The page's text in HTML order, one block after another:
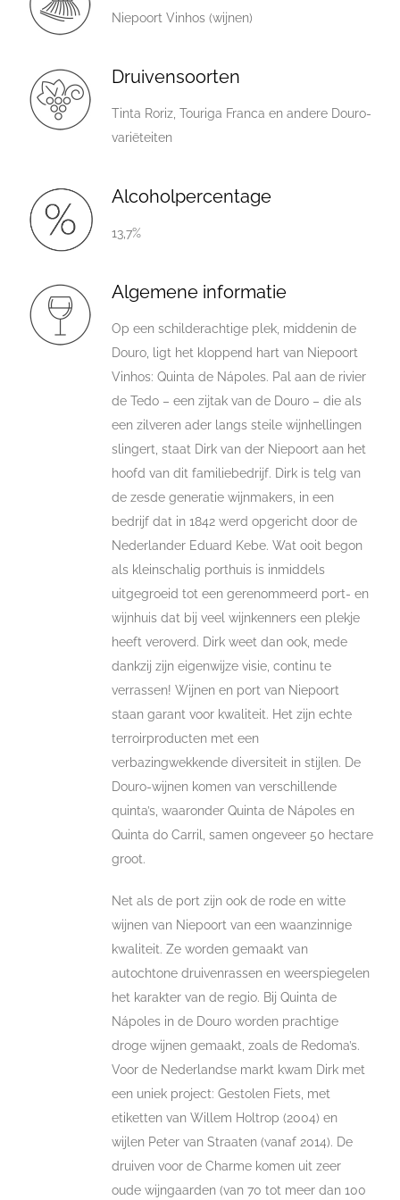
Niepoort Vinhos (wijnen)
Druivensoorten
Tinta Roriz, Touriga Franca en andere Douro-
variëteiten
Alcoholpercentage
13,7%
Algemene informatie
Op een schilderachtige plek, middenin de
Douro, ligt het kloppend hart van Niepoort
Vinhos: Quinta de Nápoles. Pal aan de rivier
de Tedo – een zijtak van de Douro – die als
een zilveren ader langs steile wijnhellingen
slingert, staat Dirk van der Niepoort aan het
hoofd van dit familiebedrijf. Dirk is telg van
de zesde generatie wijnmakers, in een
bedrijf dat in 1842 werd opgericht door de
Nederlander Eduard Kebe. Wat ooit begon
als kleinschalig porthuis is inmiddels
uitgegroeid tot een gerenommeerd port- en
wijnhuis dat bij veel wijnkenners een plekje
heeft veroverd. Dirk weet dan ook, mede
dankzij zijn eigenwijze visie, continu te
verrassen! Wijnen en port van Niepoort
staan garant voor kwaliteit. Het zijn echte
terroirproducten met een
verbazingwekkende diversiteit in stijlen. De
Douro-wijnen komen van verschillende
quinta’s, waaronder Quinta de Nápoles en
Quinta do Carril, samen ongeveer 50 hectare
groot.
Net als de port zijn ook de rode en witte
wijnen van Niepoort van een waanzinnige
kwaliteit. Ze worden gemaakt van
autochtone druivenrassen en weerspiegelen
het karakter van de regio. Bij Quinta de
Nápoles in de Douro worden prachtige
droge wijnen gemaakt, zoals de Redoma’s.
Voor de Nederlandse markt kwam Dirk met
een uniek project: Gestolen Fiets, met
etiketten van Willem Holtrop (2004) en
wijlen Peter van Straaten (vanaf 2014). De
druiven voor de Charme komen uit zeer
oude wijngaarden (van 70 tot meer dan 100